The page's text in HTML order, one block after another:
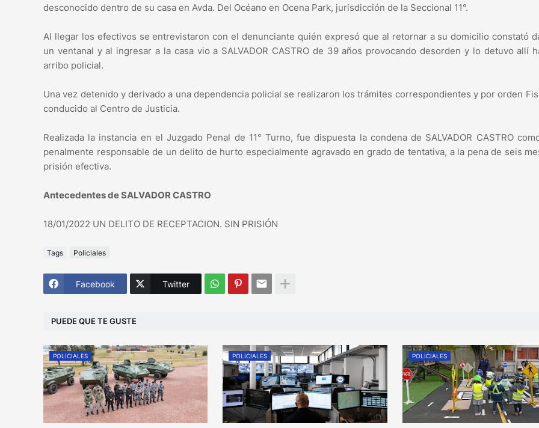
desconocido dentro de su casa en Avda. Del Océano en Ocena Park, jurisdicción de la Seccional 11°.
Al llegar los efectivos se entrevistaron con el denunciante quién expresó que al retornar a su domicilio constató
un ventanal y al ingresar a la casa vio a SALVADOR CASTRO de 39 años provocando desorden y lo detuvo allí
arribo policial.
Una vez detenido y derivado a una dependencia policial se realizaron los trámites correspondientes y por orden
conducido al Centro de Justicia.
Realizada la instancia en el Juzgado Penal de 11° Turno, fue dispuesta la condena de SALVADOR CASTRO
penalmente responsable de un delito de hurto especialmente agravado en grado de tentativa, a la pena de seis
prisión efectiva.
Antecedentes de SALVADOR CASTRO
18/01/2022 UN DELITO DE RECEPTACION. SIN PRISIÓN
Tags Policiales
Facebook Twitter
PUEDE QUE TE GUSTE
POLICIALES POLICIALES POLICIALES